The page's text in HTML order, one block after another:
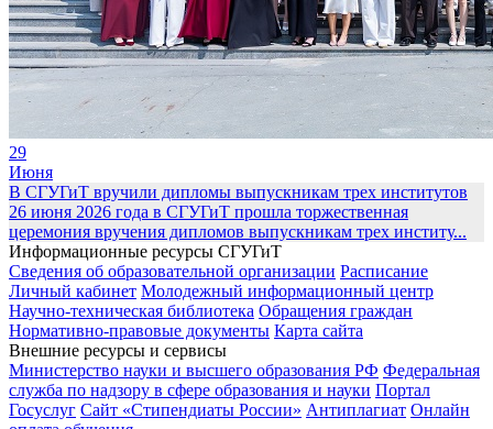
29
Июня
В СГУГиТ вручили дипломы выпускникам трех институтов
26 июня 2026 года в СГУГиТ прошла торжественная
церемония вручения дипломов выпускникам трех институ...
Информационные ресурсы СГУГиТ
Сведения об образовательной организации Расписание
Личный кабинет Молодежный информационный центр
Научно-техническая библиотека Обращения граждан
Нормативно-правовые документы Карта сайта
Внешние ресурсы и сервисы
Министерство науки и высшего образования РФ Федеральная
служба по надзору в сфере образования и науки Портал
Госуслуг Сайт «Стипендиаты России» Антиплагиат Онлайн